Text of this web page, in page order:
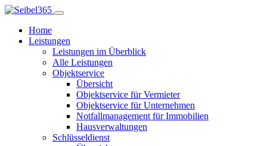
Home
Leistungen
Leistungen im Überblick
Alle Leistungen
Objektservice
Übersicht
Objektservice für Vermieter
Objektservice für Unternehmen
Notfallmanagement für Immobilien
Hausverwaltungen
Schlüsseldienst